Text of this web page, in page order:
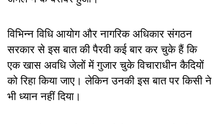
विभिन्न विधि आयोग और नागरिक अधिकार संगठन
सरकार से इस बात की पैरवी कई बार कर चुके हैं कि
एक खास अवधि जेलों में गुजार चुके विचाराधीन कैदियों
को रिहा किया जाए। लेकिन उनकी इस बात पर किसी ने
भी ध्यान नहीं दिया।